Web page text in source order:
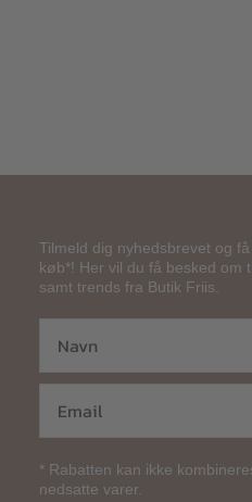
Tilmeld dig nyhedsbrevet og
køb*! Her vil du få besked om
samt trends fra Butik Friis.
* Rabatten kan ikke
nedsatte varer.